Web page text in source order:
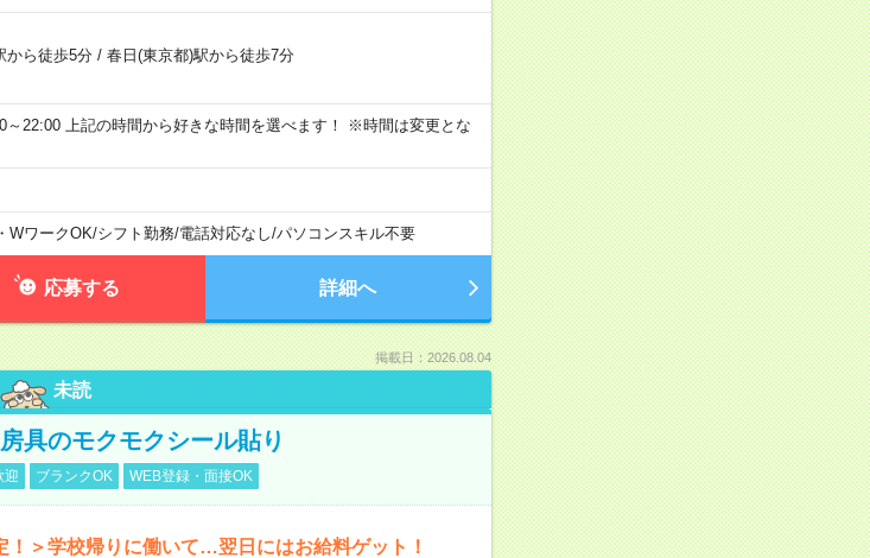
から徒歩5分/ 春日(東京都)駅から徒歩7分
～22:00 上記の時間から好きな時間を選べます！ ※時間は変更とな
WワークOK/シフト勤務/電話対応なし/パソコンスキル不要
応募する 詳細へ
掲載日：2026.08.04
未読
具のモクモクシール貼り
迎 ブランクOK WEB登録・面接OK
！＞学校帰りに働いて…翌日にはお給料ゲット！